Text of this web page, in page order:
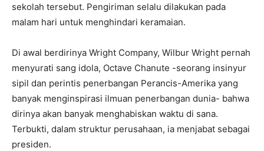
sekolah tersebut. Pengiriman selalu dilakukan pada
malam hari untuk menghindari keramaian.
Di awal berdirinya Wright Company, Wilbur Wright pernah
menyurati sang idola, Octave Chanute -seorang insinyur
sipil dan perintis penerbangan Perancis-Amerika yang
banyak menginspirasi ilmuan penerbangan dunia- bahwa
dirinya akan banyak menghabiskan waktu di sana.
Terbukti, dalam struktur perusahaan, ia menjabat sebagai
presiden.